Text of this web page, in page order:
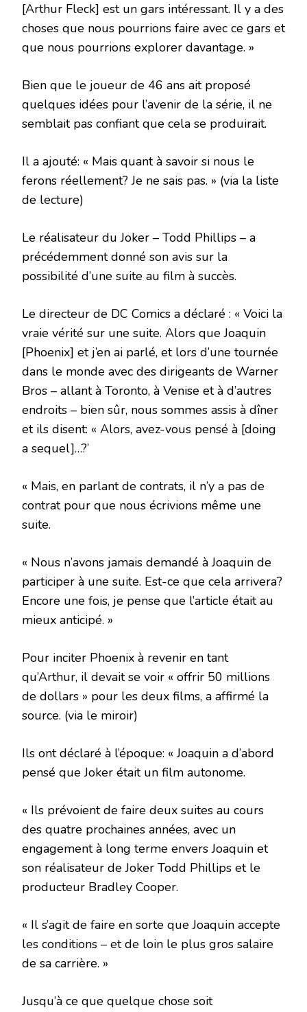
[Arthur Fleck] est un gars intéressant. Il y a des
choses que nous pourrions faire avec ce gars et
que nous pourrions explorer davantage. »
Bien que le joueur de 46 ans ait proposé
quelques idées pour l’avenir de la série, il ne
semblait pas confiant que cela se produirait.
Il a ajouté: « Mais quant à savoir si nous le
ferons réellement? Je ne sais pas. » (via la liste
de lecture)
Le réalisateur du Joker – Todd Phillips – a
précédemment donné son avis sur la
possibilité d’une suite au film à succès.
Le directeur de DC Comics a déclaré : « Voici la
vraie vérité sur une suite. Alors que Joaquin
[Phoenix] et j’en ai parlé, et lors d’une tournée
dans le monde avec des dirigeants de Warner
Bros – allant à Toronto, à Venise et à d’autres
endroits – bien sûr, nous sommes assis à dîner
et ils disent: « Alors, avez-vous pensé à [doing
a sequel]…?’
« Mais, en parlant de contrats, il n’y a pas de
contrat pour que nous écrivions même une
suite.
« Nous n’avons jamais demandé à Joaquin de
participer à une suite. Est-ce que cela arrivera?
Encore une fois, je pense que l’article était au
mieux anticipé. »
Pour inciter Phoenix à revenir en tant
qu’Arthur, il devait se voir « offrir 50 millions
de dollars » pour les deux films, a affirmé la
source. (via le miroir)
Ils ont déclaré à l’époque: « Joaquin a d’abord
pensé que Joker était un film autonome.
« Ils prévoient de faire deux suites au cours
des quatre prochaines années, avec un
engagement à long terme envers Joaquin et
son réalisateur de Joker Todd Phillips et le
producteur Bradley Cooper.
« Il s’agit de faire en sorte que Joaquin accepte
les conditions – et de loin le plus gros salaire
de sa carrière. »
Jusqu’à ce que quelque chose soit